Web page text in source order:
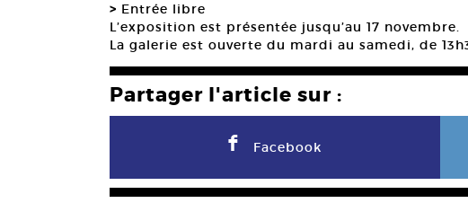
> Entrée libre
L’exposition est présentée jusqu’au 17 novembre.
La galerie est ouverte du mardi au samedi, de
Partager l'article sur :
F Facebook